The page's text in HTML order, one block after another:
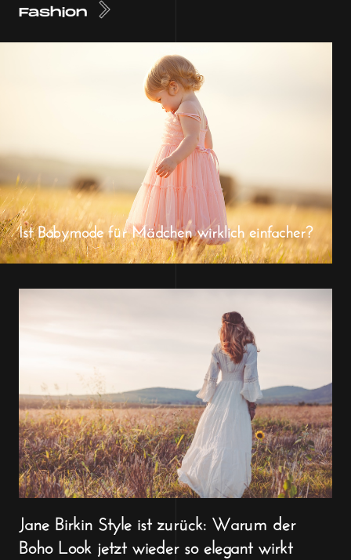
Fashion
Ist Babymode für Mädchen wirklich einfacher?
Jane Birkin Style ist zurück: Warum der
Boho Look jetzt wieder so elegant wirkt